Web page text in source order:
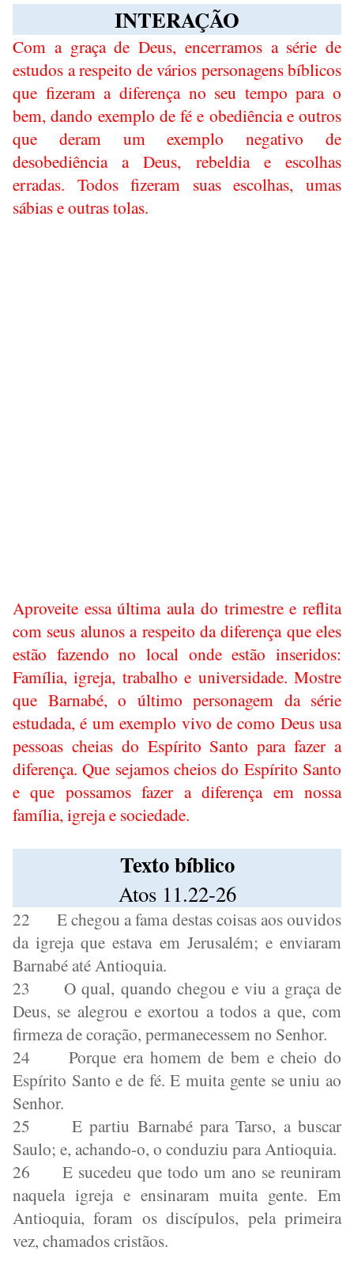
INTERAÇÃO
Com a graça de Deus, encerramos a série de
estudos a respeito de vários personagens bíblicos
que fizeram a diferença no seu tempo para o
bem, dando exemplo de fé e obediência e outros
que deram um exemplo negativo de
desobediência a Deus, rebeldia e escolhas
erradas. Todos fizeram suas escolhas, umas
sábias e outras tolas.
Aproveite essa última aula do trimestre e reflita
com seus alunos a respeito da diferença que eles
estão fazendo no local onde estão inseridos:
Família, igreja, trabalho e universidade. Mostre
que Barnabé, o último personagem da série
estudada, é um exemplo vivo de como Deus usa
pessoas cheias do Espírito Santo para fazer a
diferença. Que sejamos cheios do Espírito Santo
e que possamos fazer a diferença em nossa
família, igreja e sociedade.
Texto bíblico
Atos 11.22-26
22
E chegou a fama destas coisas aos ouvidos
da igreja que estava em Jerusalém; e enviaram
Barnabé até Antioquia.
23
O qual, quando chegou e viu a graça de
Deus, se alegrou e exortou a todos a que, com
firmeza de coração, permanecessem no Senhor.
24
Porque era homem de bem e cheio do
Espírito Santo e de fé. E muita gente se uniu ao
Senhor.
25
E partiu Barnabé para Tarso, a buscar
Saulo; e, achando-o, o conduziu para Antioquia.
26
E sucedeu que todo um ano se reuniram
naquela igreja e ensinaram muita gente. Em
Antioquia, foram os discípulos, pela primeira
vez, chamados cristãos.